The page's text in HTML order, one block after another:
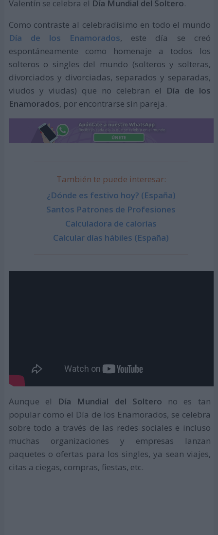
Valentín se celebra el Día Mundial del Soltero.
Como contraste al celebradísimo en todo el mundo
Día de los Enamorados, este día se creó
espontáneamente como homenaje a todos los
solteros o singles del mundo (solteros y solteras,
divorciados y divorciadas, separados y separadas,
viudos y viudas) que no celebran el
Día de los
Enamorados, por encontrarse sin pareja.
También te puede interesar:
¿Dónde es festivo hoy? (España)
Santos Patrones de Profesiones
Calculadora de calorías
Calcular días hábiles (España)
Aunque el Día Mundial del Soltero no es tan
popular como el Día de los Enamorados, se celebra
sobre todo a través de las redes sociales e incluso
muchas organizaciones y empresas lanzan
paquetes o ofertas para los singles, ya sean viajes,
citas a ciegas, compras, fiestas, etc.